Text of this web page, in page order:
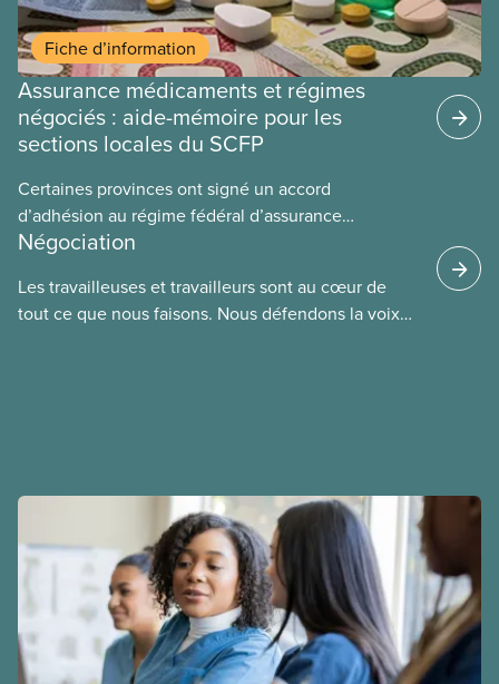
Fiche d’information
Assurance médicaments et régimes
négociés : aide-mémoire pour les
sections locales du SCFP
Certaines provinces ont signé un accord
d’adhésion au régime fédéral d’assurance
médicaments. Les sections locales du SCFP dans
régime pourrait avoir sur leurs avantages
sociaux actuels.
Négociation
Les travailleuses et travailleurs sont au cœur de
tout ce que nous faisons. Nous défendons la voix